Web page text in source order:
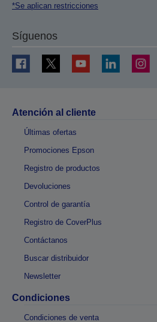
*Se aplican restricciones
Síguenos
Atención al cliente
Últimas ofertas
Promociones Epson
Registro de productos
Devoluciones
Control de garantía
Registro de CoverPlus
Contáctanos
Buscar distribuidor
Newsletter
Condiciones
Condiciones de venta